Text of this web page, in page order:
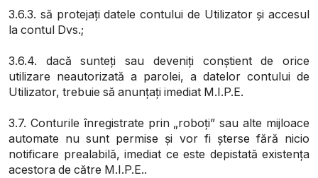
3.6.3. să protejați datele contului de Utilizator și accesul
la contul Dvs.;
3.6.4. dacă sunteți sau deveniți conștient de orice
utilizare neautorizată a parolei, a datelor contului de
Utilizator, trebuie să anunțați imediat M.I.P.E.
3.7. Conturile înregistrate prin „roboți” sau alte mijloace
automate nu sunt permise și vor fi șterse fără nicio
notificare prealabilă, imediat ce este depistată existența
acestora de către M.I.P.E..